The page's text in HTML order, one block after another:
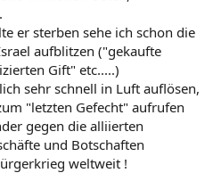
er sterben sehe ich schon die
aufblitzen ("gekaufte
Gift" etc.....)
sehr schnell in Luft auflösen,
"letzten Gefecht" aufrufen
gegen die alliierten
und Botschaften
weltweit !